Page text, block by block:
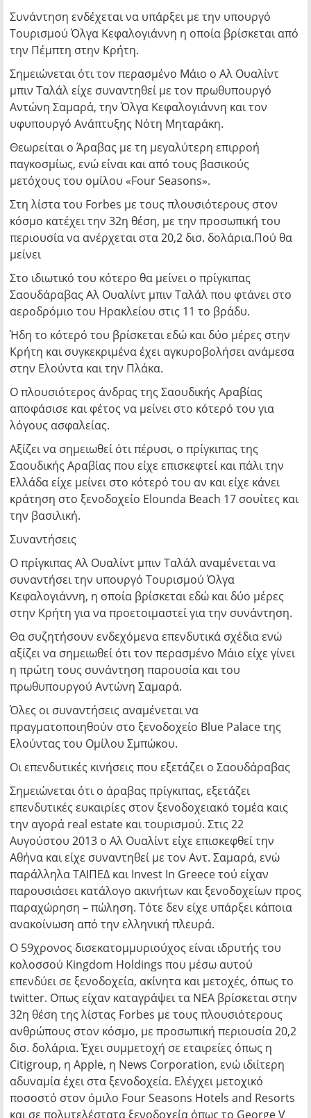
Συνάντηση ενδέχεται να υπάρξει με την υπουργό
Τουρισμού Όλγα Κεφαλογιάννη η οποία βρίσκεται από
την Πέμπτη στην Κρήτη.
Σημειώνεται ότι τον περασμένο Μάιο ο Αλ Ουαλίντ
μπιν Ταλάλ είχε συναντηθεί με τον πρωθυπουργό
Αντώνη Σαμαρά, την Όλγα Κεφαλογιάννη και τον
υφυπουργό Ανάπτυξης Νότη Μηταράκη.
Θεωρείται ο Άραβας με τη μεγαλύτερη επιρροή
παγκοσμίως, ενώ είναι και από τους βασικούς
μετόχους του ομίλου «Four Seasons».
Στη λίστα του Forbes με τους πλουσιότερους στον
κόσμο κατέχει την 32η θέση, με την προσωπική του
περιουσία να ανέρχεται στα 20,2 δισ. δολάρια.Πού θα
μείνει
Στο ιδιωτικό του κότερο θα μείνει ο πρίγκιπας
Σαουδάραβας Αλ Ουαλίντ μπιν Ταλάλ που φτάνει στο
αεροδρόμιο του Ηρακλείου στις 11 το βράδυ.
Ήδη το κότερό του βρίσκεται εδώ και δύο μέρες στην
Κρήτη και συγκεκριμένα έχει αγκυροβολήσει ανάμεσα
στην Ελούντα και την Πλάκα.
Ο πλουσιότερος άνδρας της Σαουδικής Αραβίας
αποφάσισε και φέτος να μείνει στο κότερό του για
λόγους ασφαλείας.
Αξίζει να σημειωθεί ότι πέρυσι, ο πρίγκιπας της
Σαουδικής Αραβίας που είχε επισκεφτεί και πάλι την
Ελλάδα είχε μείνει στο κότερό του αν και είχε κάνει
κράτηση στο ξενοδοχείο Elounda Beach 17 σουίτες και
την βασιλική.
Συναντήσεις
Ο πρίγκιπας Αλ Ουαλίντ μπιν Ταλάλ αναμένεται να
συναντήσει την υπουργό Τουρισμού Όλγα
Κεφαλογιάννη, η οποία βρίσκεται εδώ και δύο μέρες
στην Κρήτη για να προετοιμαστεί για την συνάντηση.
Θα συζητήσουν ενδεχόμενα επενδυτικά σχέδια ενώ
αξίζει να σημειωθεί ότι τον περασμένο Μάιο είχε γίνει
η πρώτη τους συνάντηση παρουσία και του
πρωθυπουργού Αντώνη Σαμαρά.
Όλες οι συναντήσεις αναμένεται να
πραγματοποιηθούν στο ξενοδοχείο Blue Palace της
Ελούντας του Ομίλου Σμπώκου.
Οι επενδυτικές κινήσεις που εξετάζει ο Σαουδάραβας
Σημειώνεται ότι ο άραβας πρίγκιπας, εξετάζει
επενδυτικές ευκαιρίες στον ξενοδοχειακό τομέα καις
την αγορά real estate και τουρισμού. Στις 22
Αυγούστου 2013 ο Αλ Ουαλίντ είχε επισκεφθεί την
Αθήνα και είχε συναντηθεί με τον Αντ. Σαμαρά, ενώ
παράλληλα ΤΑΙΠΕΔ και Invest In Greece τού είχαν
παρουσιάσει κατάλογο ακινήτων και ξενοδοχείων προς
παραχώρηση – πώληση. Τότε δεν είχε υπάρξει κάποια
ανακοίνωση από την ελληνική πλευρά.
Ο 59χρονος δισεκατομμυριούχος είναι ιδρυτής του
κολοσσού Kingdom Holdings που μέσω αυτού
επενδύει σε ξενοδοχεία, ακίνητα και μετοχές, όπως το
twitter. Οπως είχαν καταγράψει τα ΝΕΑ βρίσκεται στην
32η θέση της λίστας Forbes με τους πλουσιότερους
ανθρώπους στον κόσμο, με προσωπική περιουσία 20,2
δισ. δολάρια. Έχει συμμετοχή σε εταιρείες όπως η
Citigroup, η Apple, η News Corporation, ενώ ιδιίτερη
αδυναμία έχει στα ξενοδοχεία. Ελέγχει μετοχικό
ποσοστό στον όμιλο Four Seasons Hotels and Resorts
και σε πολυτελέστατα ξενοδοχεία όπως το George V